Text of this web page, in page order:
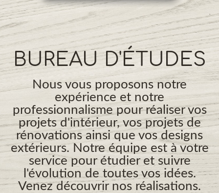
BUREAU D'ÉTUDES
Nous vous proposons notre
expérience et notre
professionnalisme pour réaliser vos
projets d'intérieur, vos projets de
rénovations ainsi que vos designs
extérieurs. Notre équipe est à votre
service pour étudier et suivre
l'évolution de toutes vos idées.
Venez découvrir nos réalisations.